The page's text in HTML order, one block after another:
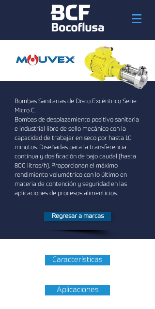
Bombas Sanitarias de Disco Excéntrico Serie
Micro C.
Bombas de desplazamiento positivo sanitaria
e industrial libre de sello mecánico con la
capacidad de trabajar en seco por hasta 10
minutos. Diseñadas para la transferencia
continua y dosificación de bajo caudal (hasta
800 litros/h). Proporcionan el máximo
rendimiento volumétrico con lo último en
materia de contención y seguridad en las
aplicaciones de procesos alimenticios.
Regresar a marcas
Características
Aplicaciones